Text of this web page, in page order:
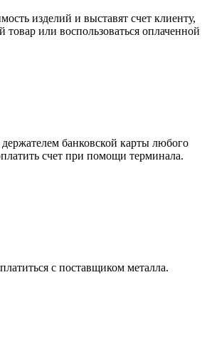
изделий и выставят счет клиенту,
или воспользоваться оплаченной
банковской карты любого
счет при помощи терминала.
с поставщиком металла.